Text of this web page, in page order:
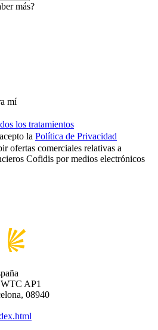
más?
mí
los tratamientos
la Política de Privacidad
ofertas comerciales relativas a
Cofidis por medios electrónicos
AP1
08940